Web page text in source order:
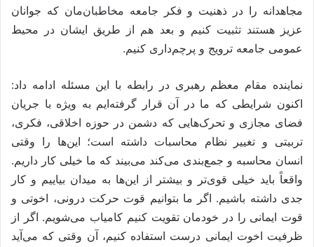
مجاهدانه را در ذهنیت و فکر جامعه مخاطبان‌مان که جوانان
عزیز هستند تثبیت کنیم و بعد هم از طریق ایشان در محیط
عمومی جامعه ترویج و پرچم‌داری کنیم.
نماینده مقام معظم رهبری در رابطه با این مسئله ادامه داد:
اکنون شرایطی که ما در آن قرار گرفته‌ایم به ویژه با جریان
فضای مجازی و تحرک‌هایی که دشمن در حوزه اخلاقی، فکری،
تربیتی و تغییر نظام محاسبات داشته است؛ این‌ها را وقتی
انسان محاسبه و جمع‌بندی می‌کند می‌بیند که ما خیلی کار داریم.
واقعاً باید خیلی قوی‌تر و بیشتر از این‌ها به میدان بیاییم و کار
جدی داشته باشیم. اگر ما بتوانیم قوت حرکت درونی، اخوتی و
قوت ایمانی را در خودمان تقویت کنیم کامیاب می‌شویم. اگر از
ظرفیت اخوت ایمانی درست استفاده کنیم، آن وقتی که می‌آید